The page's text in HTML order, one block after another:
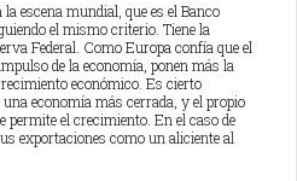
escena mundial, que es el Banco
el mismo criterio. Tiene la
Federal. Como Europa confía que el
de la economía, ponen más la
económico. Es cierto
economía más cerrada, y el propio
permite el crecimiento. En el caso de
exportaciones como un aliciente al